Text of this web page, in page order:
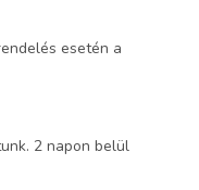
esetén a
2 napon belül